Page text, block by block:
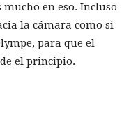
en eso. Incluso
la cámara como si
para que el
el principio.